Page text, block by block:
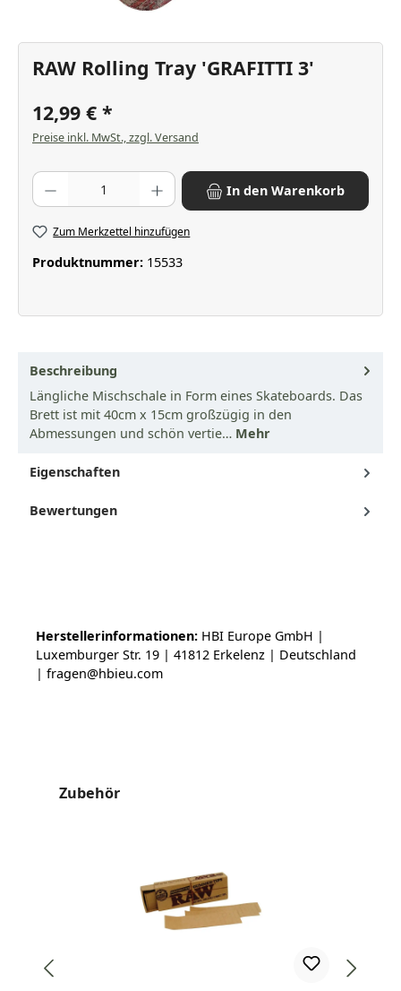
RAW Rolling Tray 'GRAFITTI 3'
12,99 €
Preise inkl. MwSt., zzgl. Versand
Produkt Anzahl: Gib den gewünschten Wert ein oder benutze die
In den Warenkorb
Zum Merkzettel hinzufügen
Produktnummer: 15533
Beschreibung
Längliche Mischschale in Form eines Skateboards. Das
Brett ist mit 40cm x 15cm großzügig in den
Abmessungen und schön vertie… Mehr
Eigenschaften
Bewertungen
Herstellerinformationen: HBI Europe GmbH |
Luxemburger Str. 19 | 41812 Erkelenz | Deutschland
| fragen@hbieu.com
Produktgalerie überspringen
Zubehör